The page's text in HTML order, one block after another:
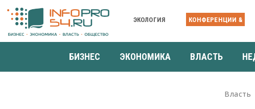
ЭКОЛОГИЯ КОНФЕРЕНЦИИ &
БИЗНЕС ЭКОНОМИКА ВЛАСТЬ
Власть